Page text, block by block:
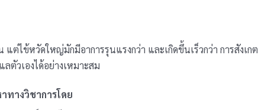
ต่ไข้หวัดใหญ่มักมีอาการรุนแรงกว่า และเกิดขึ้นเร็วกว่า การสังเกต
ตัวเองได้อย่างเหมาะสม
ทางวิชาการโดย